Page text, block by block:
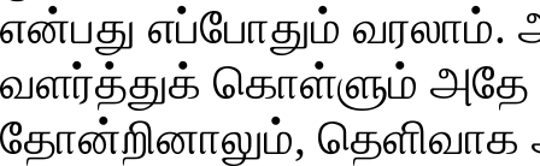
என்பது எப்போதும் வரலாம்.
வளர்த்துக் கொள்ளும் அதே
தோன்றினாலும்,